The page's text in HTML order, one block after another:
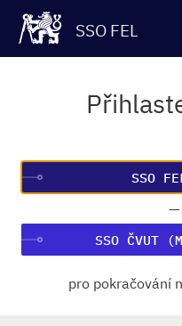
SSO FEL
—
SSO ČVUT
pro pokračování